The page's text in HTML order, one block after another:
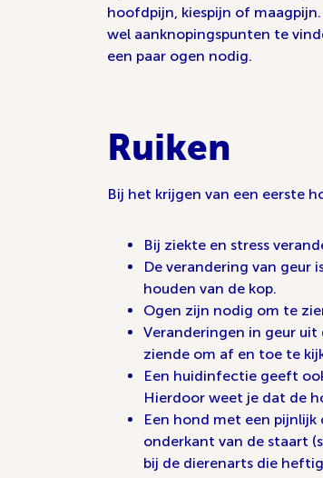
hoofdpijn, kiespijn of
wel aanknopingspunten te
een paar ogen nodig.
Ruiken
Bij het krijgen van een eerste
Bij ziekte en stress
De verandering van geur
houden van de kop.
Ogen zijn nodig om te
Veranderingen in geur
ziende om af en toe te
Een huidinfectie geeft
Hierdoor weet je dat de
Een hond met een
onderkant van de staart
bij de dierenarts die